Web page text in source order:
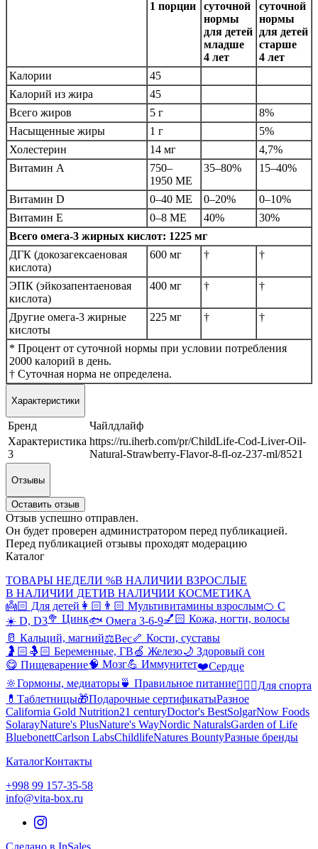
1 порции
суточной
нормы
для детей
младше
4 лет
суточной
нормы
для детей
старше
4 лет
Калории
45
Калорий из жира
45
Всего жиров
5 г
8%
Насыщенные жиры
1 г
5%
Холестерин
14 мг
4,7%
Витамин A
750–
1950 МЕ
35–80% 15–40%
Витамин D 0–40 МЕ 0–20%
0–10%
Витамин E
0–8 МЕ 40%
30%
Всего омега-3 жирных кислот: 1225 мг
ДГК (докозагексаеновая
кислота)
600 мг † †
ЭПК (эйкозапентаеновая
кислота)
400 мг † †
Другие омега-3 жирные
кислоты
225 мг † †
* Процент от суточной нормы при условии потребления
2000 калорий в день.
† Суточная норма не определена.
Характеристики
Бренд
Чайлдлайф
Характеристика
3
https://ru.iherb.com/pr/ChildLife-Cod-Liver-Oil-
Natural-Strawberry-Flavor-8-fl-oz-237-ml/8521
Отзывы
Оставить отзыв
Отзыв успешно отправлен.
Он будет проверен администратором перед публикацией.
Перед публикацией отзывы проходят модерацию
Каталог
ТОВАРЫ НЕДЕЛИ %В НАЛИЧИИ ВЗРОСЛЫЕ
В НАЛИЧИИ ДЕТИВ НАЛИЧИИ КОСМЕТИКА
👼🏻 Для детей 👩🏻👨🏻 Мультивитамины взрослым🍊 С
☀️ D, D3🥦 Цинк🐟 Омега 3-6-9💅🏻 Кожа, ногти, волосы
🥛 Кальций, магний⚖️Вес🦴 Кости, суставы
🤰🏻🤱🏻 Беременные, ГВ🍏 Железо🌙 Здоровый сон
😋 Пищеварение🧠 Мозг💪 Иммунитет❤️Сердце
🔆Гормоны, медиаторы🍵 Правильное питание🤸🏻‍♀️Для спорта
💊Таблетницы🎁Подарочные сертификатыРазное
California Gold Nutrition21 centuryDoctor's BestSolgarNow Foods
SolarayNature's PlusNature's WayNordic NaturalsGarden of Life
BluebonettCarlson LabsChildlifeNatures BountyРазные бренды
КаталогКонтакты
+998 99 157-35-58
info@vita-box.ru
Сделано в InSales